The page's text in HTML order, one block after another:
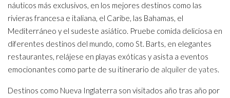
náuticos más exclusivos, en los mejores destinos como las
rivieras francesa e italiana, el Caribe, las Bahamas, el
Mediterráneo y el sudeste asiático. Pruebe comida deliciosa en
diferentes destinos del mundo, como St. Barts, en elegantes
restaurantes, relájese en playas exóticas y asista a eventos
emocionantes como parte de su itinerario de alquiler de yates.
Destinos como Nueva Inglaterra son visitados año tras año por